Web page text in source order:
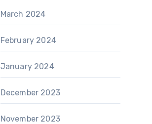
March 2024
February 2024
January 2024
December 2023
November 2023